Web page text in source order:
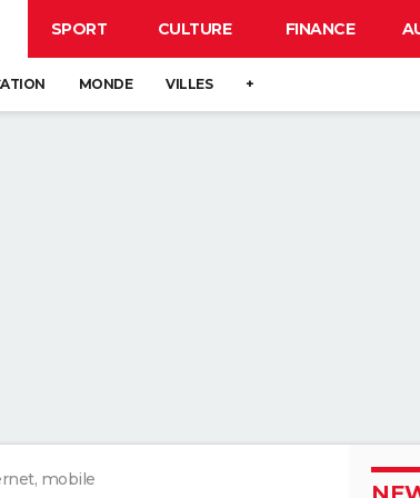
SPORT CULTURE FINANCE
MONDE VILLES +
mobile